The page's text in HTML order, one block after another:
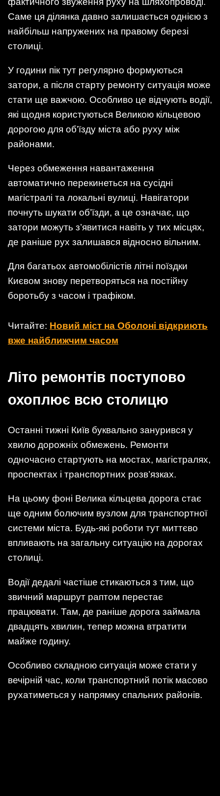
Саме ця ділянка давно залишається однією з
найбільш напружених на правому березі
столиці.
У години пік тут регулярно формуються
затори, а після старту ремонту ситуація може
стати ще важчою. Особливо це відчують водії,
які щодня користуються Великою кільцевою
дорогою для об’їзду міста або руху між
районами.
Через обмеження навантаження
автоматично перекинеться на сусідні
магістралі та локальні вулиці. Навігатори
почнуть шукати об’їзди, а це означає, що
затори можуть з’явитися навіть у тих місцях,
де раніше рух залишався відносно вільним.
Для багатьох автомобілістів літні поїздки
Києвом знову перетворяться на постійну
боротьбу з часом і трафіком.
Читайте: Новий міст на Оболоні відкриють
вже найближчим часом
Літо ремонтів поступово
охоплює всю столицю
Останні тижні Київ буквально занурився у
хвилю дорожніх обмежень. Ремонти
одночасно стартують на мостах, магістралях,
проспектах і транспортних розв’язках.
На цьому фоні Велика кільцева дорога стає
ще одним болючим вузлом для транспортної
системи міста. Будь-які роботи тут миттєво
впливають на загальну ситуацію на дорогах
столиці.
Водії дедалі частіше стикаються з тим, що
звичний маршрут раптом перестає
працювати. Там, де раніше дорога займала
двадцять хвилин, тепер можна втратити
майже годину.
Особливо складною ситуація може стати у
вечірній час, коли транспортний потік масово
рухатиметься у напрямку спальних районів.